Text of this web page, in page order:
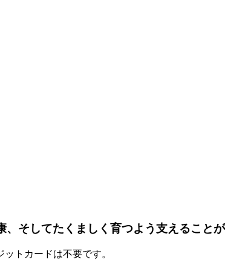
そしてたくましく育つよう支えることが
トカードは不要です。